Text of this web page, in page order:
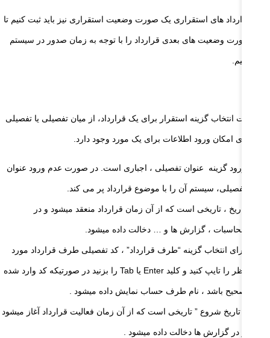
قرارداد های استقراری یک صورت وضعیت استقراری نیز باید ثبت کنیم تا
صورت وضعیت های بعدی قرارداد را با توجه به زمان صدور در سیستم
نماییم.
صورت انتخاب گزینه استقرار برای یک قرارداد، از میان تفصیلی یا تفصیلی
امکان ورود اطلاعات برای یک مورد وجود دارد.
ورود گزینه عنوان تفصیلی ، اجباری است. در صورت عدم ورود عنوان
تفصیلی، سیستم آن را با موضوع قرارداد پر می کند.
تاریخ ، تاریخی است که از آن زمان قرارداد منعقد میشود و در
محاسبات ، گزارش ها و … دخالت داده میشود.
برای انتخاب گزینه “طرف قرارداد” ، کد تفصیلی طرف قرارداد مورد
نظر را تایپ کنید و کلید Enter یا Tab را بزنید در صورتیکه کد وارد شده
صحیح باشد ، نام طرف حساب نمایش داده میشود .
” تاریخ شروع ” تاریخی است که از آن زمان فعالیت قرارداد آغاز میشود
و در گزارش ها دخالت داده میشود .